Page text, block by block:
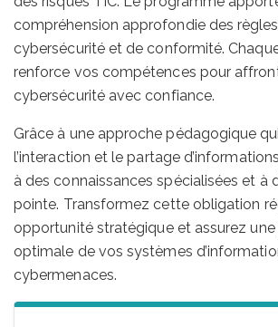
compréhension approfondie des
cybersécurité et de conformité.
renforce vos compétences pour
cybersécurité avec confiance.
Grâce à une approche pédagogique
l’interaction et le partage
à des connaissances spécialisées et à
pointe. Transformez cette obligation
opportunité stratégique et assurez
optimale de vos systèmes
cybermenaces.